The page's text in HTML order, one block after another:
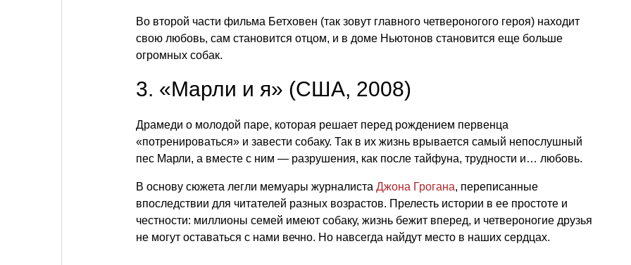
Во второй части фильма Бетховен (так зовут главного четвероногого героя) находит
свою любовь, сам становится отцом, и в доме Ньютонов становится еще больше
огромных собак.
3. «Марли и я» (США, 2008)
Драмеди о молодой паре, которая решает перед рождением первенца
«потренироваться» и завести собаку. Так в их жизнь врывается самый непослушный
пес Марли, а вместе с ним — разрушения, как после тайфуна, трудности и… любовь.
В основу сюжета легли мемуары журналиста Джона Грогана, переписанные
впоследствии для читателей разных возрастов. Прелесть истории в ее простоте и
честности: миллионы семей имеют собаку, жизнь бежит вперед, и четвероногие друзья
не могут оставаться с нами вечно. Но навсегда найдут место в наших сердцах.